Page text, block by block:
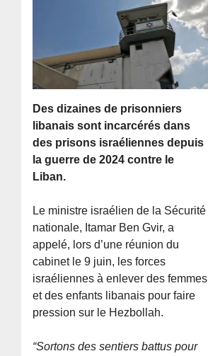
Des dizaines de prisonniers
libanais sont incarcérés dans
des prisons israéliennes depuis
la guerre de 2024 contre le
Liban.
Le ministre israélien de la Sécurité
nationale, Itamar Ben Gvir, a
appelé, lors d’une réunion du
cabinet le 9 juin, les forces
israéliennes à enlever des femmes
et des enfants libanais pour faire
pression sur le Hezbollah.
“Sortons des sentiers battus pour